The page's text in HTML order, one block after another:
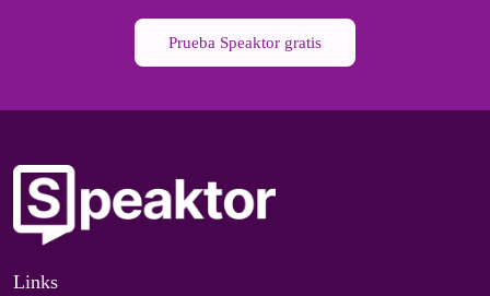
Prueba Speaktor gratis
Links